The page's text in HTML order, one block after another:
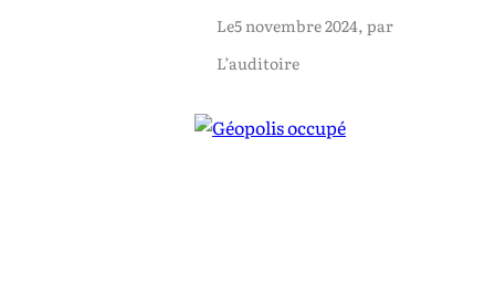
Le5 novembre 2024, par
L’auditoire